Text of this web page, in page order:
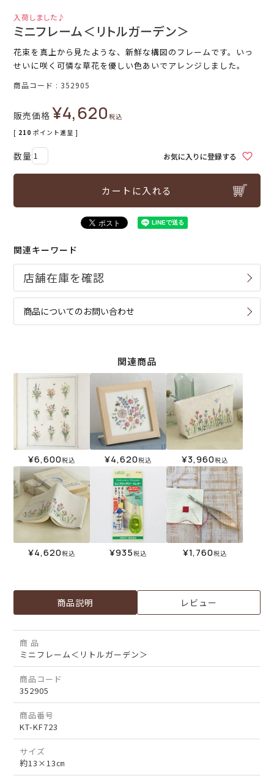
入荷しました♪
ミニフレーム＜リトルガーデン＞
花束を真上から見たような、新鮮な構図のフレームです。いっ
せいに咲く可憐な草花を優しい色あいでアレンジしました。
商品コード 352905
販売価格 ¥4,620税込
[ 210 ポイント進呈 ]
お気に入りに登録する
カートに入れる
関連キーワード
商品についてのお問い合わせ
関連商品
¥6,600税込 ¥4,620税込 ¥3,960税込
¥4,620税込 ¥935税込 ¥1,760税込
商品説明 レビュー
商 品
ミニフレーム＜リトルガーデン＞
商品コード
352905
商品番号
KT-KF723
サイズ
約13×13㎝